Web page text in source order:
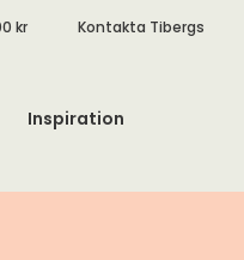
kr Kontakta Tibergs
Inspiration